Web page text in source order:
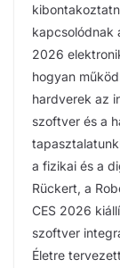
kapcsolódnak
2026
hogyan
hardverek az
szoftver és a
a fizikai és a
Rückert, a
CES 2026
szoftver
Életre